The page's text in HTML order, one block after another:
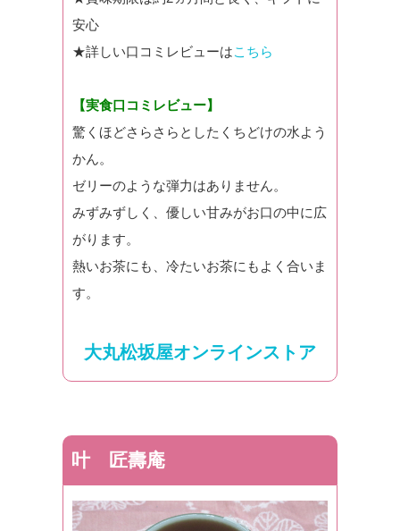
安心
★詳しい口コミレビューはこちら
【実食口コミレビュー】
驚くほどさらさらとしたくちどけの水よう
かん。
ゼリーのような弾力はありません。
みずみずしく、優しい甘みがお口の中に広
がります。
熱いお茶にも、冷たいお茶にもよく合いま
す。
大丸松坂屋オンラインストア
叶 匠壽庵